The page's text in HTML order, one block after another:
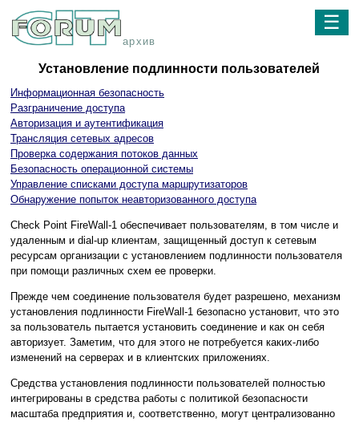
архив
☰
Установление подлинности пользователей
Информационная безопасность
Разграничение доступа
Авторизация и аутентификация
Трансляция сетевых адресов
Проверка содержания потоков данных
Безопасность операционной системы
Управление списками доступа маршрутизаторов
Обнаружение попыток неавторизованного доступа
Check Point FireWall-1 обеспечивает пользователям, в том числе и
удаленным и dial-up клиентам, защищенный доступ к сетевым
ресурсам организации с установлением подлинности пользователя
при помощи различных схем ее проверки.
Прежде чем соединение пользователя будет разрешено, механизм
установления подлинности FireWall-1 безопасно установит, что это
за пользователь пытается установить соединение и как он себя
авторизует. Заметим, что для этого не потребуется каких-либо
изменений на серверах и в клиентских приложениях.
Средства установления подлинности пользователей полностью
интегрированы в средства работы с политикой безопасности
масштаба предприятия и, соответственно, могут централизованно